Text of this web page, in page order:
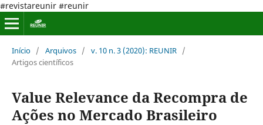
#revistareunir #reunir
Início / Arquivos / v. 10 n. 3 (2020): REUNIR /
Artigos científicos
Value Relevance da Recompra de
Ações no Mercado Brasileiro